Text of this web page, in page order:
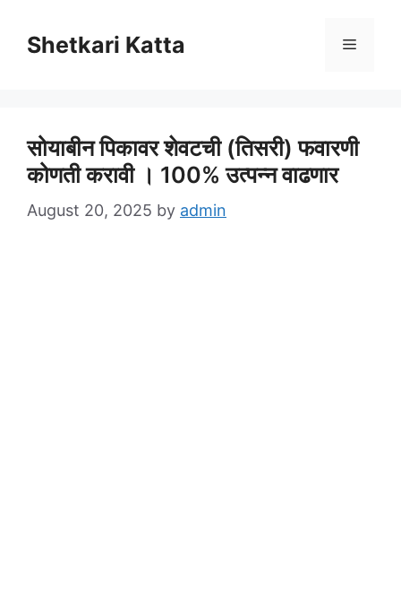
content
Shetkari Katta Menu
सोयाबीन पिकावर शेवटची (तिसरी) फवारणी
कोणती करावी । 100% उत्पन्न वाढणार
August 20, 2025 by admin